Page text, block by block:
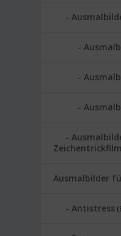
Ausmalbilder
Antistress